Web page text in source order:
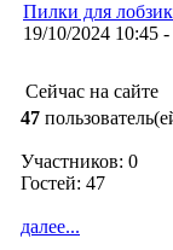
Пилки для
19/10/2024 10:45 -
Сейчас на сайте
47
Участников: 0
Гостей: 47
далее...